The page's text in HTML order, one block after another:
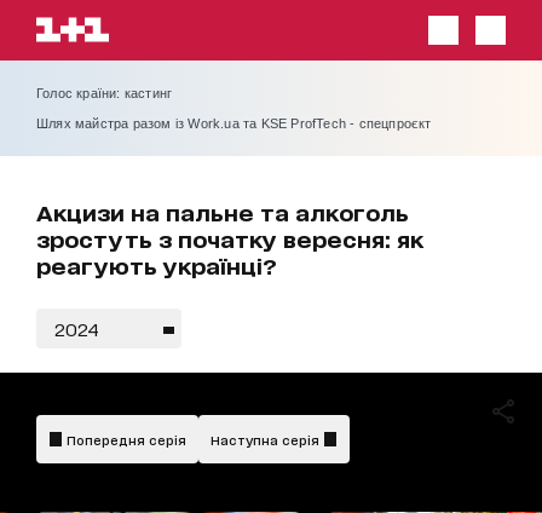
Голос країни: кастинг
Шлях майстра разом із Work.ua та KSE ProfTech - спецпроєкт
Акцизи на пальне та алкоголь
зростуть з початку вересня: як
реагують українці?
2024
Попередня серія Наступна серія